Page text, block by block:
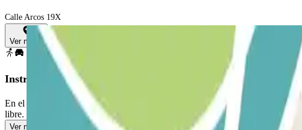
Calle Arcos 19X
Ver mapa
Instrucciones
En el proceso de compra escoge la fecha en que vas a llegar. Tras hacer el
libre. Ve a la cabina de control con tu reserva Parclick.
Ver más